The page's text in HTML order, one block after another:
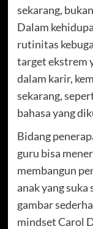
sekarang,
Dalam
rutinitas
target ekstrem
dalam karir,
sekarang,
bahasa yang
Bidang
guru bisa
membangun
anak yang
gambar
mindset Carol